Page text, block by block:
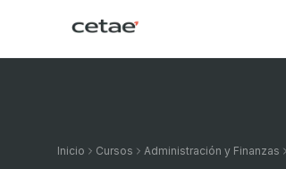
Inicio Cursos Administración y Finanzas